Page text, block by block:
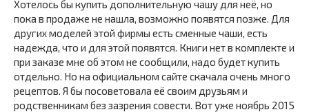
Хотелось бы купить дополнительную чашу для неё, но
пока в продаже не нашла, возможно появятся позже. Для
других моделей этой фирмы есть сменные чаши, есть
надежда, что и для этой появятся. Книги нет в комплекте и
при заказе мне об этом не сообщили, надо будет купить
отдельно. Но на официальном сайте скачала очень много
рецептов. Я бы посоветовала её своим друзьям и
родственникам без зазрения совести. Вот уже ноябрь 2015